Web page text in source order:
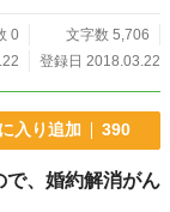
0
文字数 5,706
登録日 2018.03.22
入り追加 390
で、婚約解消がん